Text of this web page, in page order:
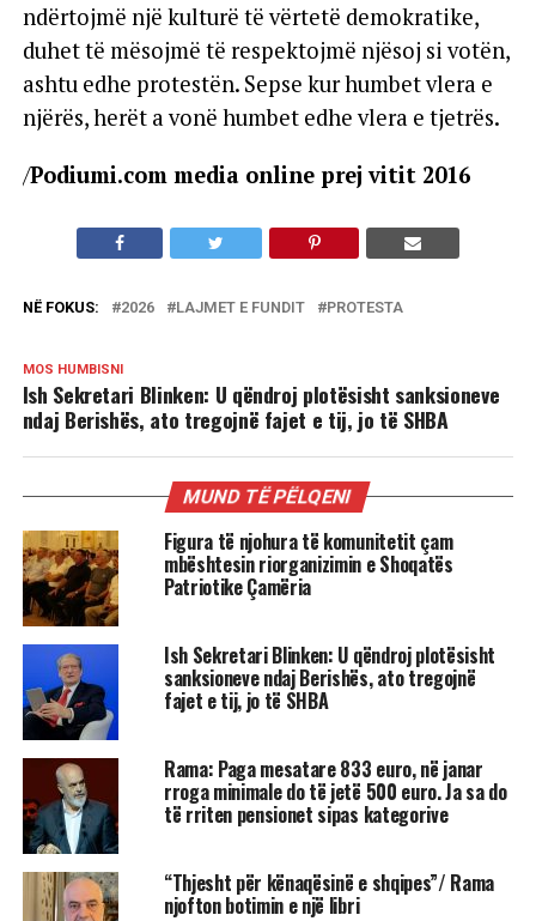
ndërtojmë një kulturë të vërtetë demokratike,
duhet të mësojmë të respektojmë njësoj si votën,
ashtu edhe protestën. Sepse kur humbet vlera e
njërës, herët a vonë humbet edhe vlera e tjetrës.
/Podiumi.com media online prej vitit 2016
NË FOKUS: 2026 LAJMET E FUNDIT PROTESTA
MOS HUMBISNI
Ish Sekretari Blinken: U qëndroj plotësisht sanksioneve
ndaj Berishës, ato tregojnë fajet e tij, jo të SHBA
MUND TË PËLQENI
Figura të njohura të komunitetit çam
mbështesin riorganizimin e Shoqatës
Patriotike Çamëria
Ish Sekretari Blinken: U qëndroj plotësisht
sanksioneve ndaj Berishës, ato tregojnë
fajet e tij, jo të SHBA
Rama: Paga mesatare 833 euro, në janar
rroga minimale do të jetë 500 euro. Ja sa do
të rriten pensionet sipas kategorive
“Thjesht për kënaqësinë e shqipes”/ Rama
njofton botimin e një libri